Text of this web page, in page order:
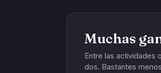
Muchas
Entre las actividades
dos. Bastantes